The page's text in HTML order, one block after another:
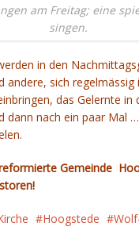
am Freitag; eine
singen.
in den
andere, sich regelmässig
das Gelernte in
dann nach ein paar Mal
Gemeinde
Hoogstede